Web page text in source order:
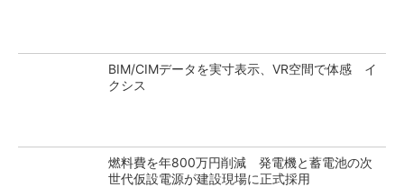
BIM/CIMデータを実寸表示、VR空間で体感 イ
クシス
燃料費を年800万円削減 発電機と蓄電池の次
世代仮設電源が建設現場に正式採用